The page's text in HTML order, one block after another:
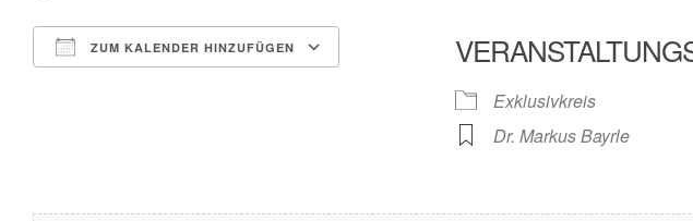
ZUM KALENDER HINZUFÜGEN
Exklusivkreis
Dr. Markus Bayrle